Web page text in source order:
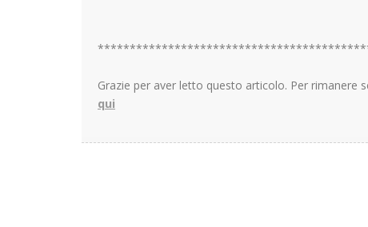
Grazie per aver letto questo articolo. Per rimanere
qui